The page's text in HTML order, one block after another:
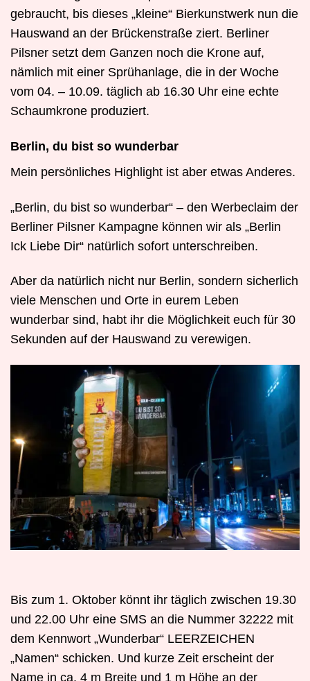
gebraucht, bis dieses „kleine“ Bierkunstwerk nun die
Hauswand an der Brückenstraße ziert. Berliner
Pilsner setzt dem Ganzen noch die Krone auf,
nämlich mit einer Sprühanlage, die in der Woche
vom 04. – 10.09. täglich ab 16.30 Uhr eine echte
Schaumkrone produziert.
Berlin, du bist so wunderbar
Mein persönliches Highlight ist aber etwas Anderes.
„Berlin, du bist so wunderbar“ – den Werbeclaim der
Berliner Pilsner Kampagne können wir als „Berlin
Ick Liebe Dir“ natürlich sofort unterschreiben.
Aber da natürlich nicht nur Berlin, sondern sicherlich
viele Menschen und Orte in eurem Leben
wunderbar sind, habt ihr die Möglichkeit euch für 30
Sekunden auf der Hauswand zu verewigen.
Bis zum 1. Oktober könnt ihr täglich zwischen 19.30
und 22.00 Uhr eine SMS an die Nummer 32222 mit
dem Kennwort „Wunderbar“ LEERZEICHEN
„Namen“ schicken. Und kurze Zeit erscheint der
Name in ca. 4 m Breite und 1 m Höhe an der